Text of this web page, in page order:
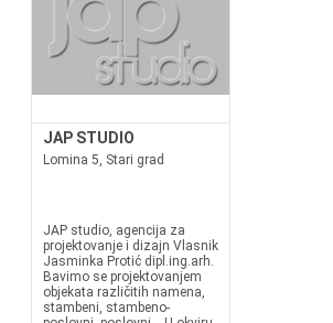
JAP STUDIO
Lomina 5, Stari grad
JAP studio, agencija za
projektovanje i dizajn Vlasnik
Jasminka Protić dipl.ing.arh.
Bavimo se projektovanjem
objekata različitih namena,
stambeni, stambeno-